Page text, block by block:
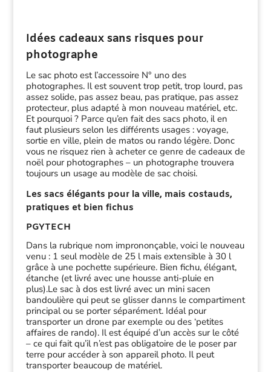
Idées cadeaux sans risques pour
photographe
Le sac photo est l’accessoire N° uno des
photographes. Il est souvent trop petit, trop lourd, pas
assez solide, pas assez beau, pas pratique, pas assez
protecteur, plus adapté à mon nouveau matériel, etc.
Et pourquoi ? Parce qu’en fait des sacs photo, il en
faut plusieurs selon les différents usages : voyage,
sortie en ville, plein de matos ou rando légère. Donc
vous ne risquez rien à acheter ce genre de cadeaux de
noël pour photographes – un photographe trouvera
toujours un usage au modèle de sac choisi.
Les sacs élégants pour la ville, mais costauds,
pratiques et bien fichus
PGYTECH
Dans la rubrique nom imprononçable, voici le nouveau
venu : 1 seul modèle de 25 l mais extensible à 30 l
grâce à une pochette supérieure. Bien fichu, élégant,
étanche (et livré avec une housse anti-pluie en
plus).Le sac à dos est livré avec un mini sacen
bandoulière qui peut se glisser danns le compartiment
principal ou se porter séparément. Idéal pour
transporter un drone par exemple ou des ‘petites
affaires de rando). Il est équipé d’un accès sur le côté
– ce qui fait qu’il n’est pas obligatoire de le poser par
terre pour accéder à son appareil photo. Il peut
transporter beaucoup de matériel.